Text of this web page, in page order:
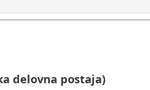
delovna postaja)